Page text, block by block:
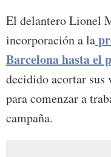
El delantero Lionel
incorporación a la
Barcelona hasta el
decidido acortar sus
para comenzar a
campaña.